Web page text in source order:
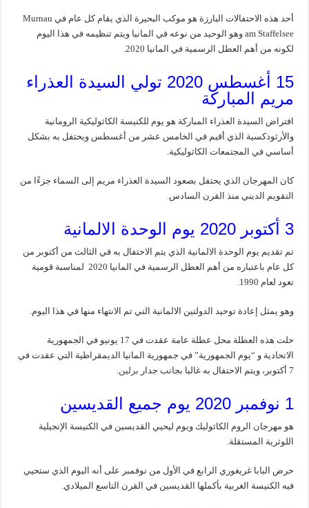
أحد هذه الاحتفالات البارزة هو موكب البحيرة الذي يقام كل عام في Murnau
am Staffelsee وهو الوحيد من نوعه في المانيا ويتم تنظيمه في هذا اليوم
لكونه من أهم العطل الرسمية في المانيا 2020.
15 أغسطس 2020 تولي السيدة العذراء
مريم المباركة
افتراض السيدة العذراء المباركة هو يوم للكنيسة الكاثوليكية الرومانية
والأرثوذكسية الذي أقيم في الخامس عشر من أغسطس ويحتفل به بشكل
أساسي في المجتمعات الكاثوليكية.
كان المهرجان الذي يحتفل بصعود السيدة العذراء مريم إلى السماء جزءًا من
التقويم الديني منذ القرن السادس.
3 أكتوبر 2020 يوم الوحدة الالمانية
تم تقديم يوم الوحدة الالمانية الذي يتم الاحتفال به في الثالث من أكتوبر من
كل عام باعتباره من أهم العطل الرسمية في المانيا 2020 لمناسبة قومية
تعود لعام 1990.
وهو يمثل إعادة توحيد الدولتين الالمانية التي تم الانتهاء منها في هذا اليوم.
حلت هذه العطلة محل عطلة عامة عقدت في 17 يونيو في الجمهورية
الاتحادية و “يوم الجمهورية” في جمهورية المانيا الديمقراطية التي عقدت في
7 أكتوبر، ويتم الاحتفال به غالبا بجانب جدار
برلين
1 نوفمبر 2020 يوم جميع القديسين
هو مهرجان الروم الكاثوليك ويوم ليحيي القديسين في الكنيسة الإنجيلية
اللوثرية المستقلة.
حرض البابا غريغوري الرابع في الأول من نوفمبر على أنه اليوم الذي ستحيي
فيه الكنيسة الغربية بأكملها القديسين في القرن التاسع الميلادي.